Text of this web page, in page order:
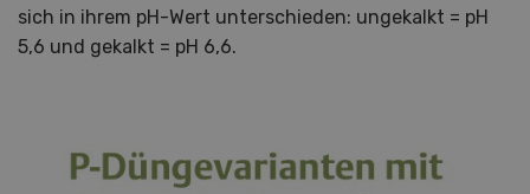
sich in ihrem pH-Wert unterschieden: ungekalkt = pH
5,6 und gekalkt = pH 6,6.